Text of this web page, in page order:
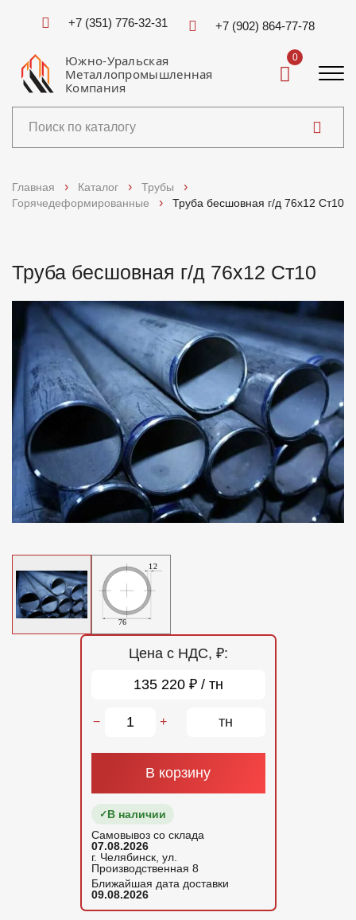
+7 (351) 776-32-31 +7 (902) 864-77-78
Южно-Уральская
Металлопромышленная
Компания
0
О компании
Отзывы
Контакты
Главная Каталог
Трубы
Горячедеформированные
Труба бесшовная г/д 76х12 Ст10
Труба бесшовная г/д 76х12 Ст10
Цена с НДС, ₽:
135 220 ₽ / тн
− + тн
В корзину
В наличии
Самовывоз со склада
07.08.2026
г. Челябинск, ул.
Производственная 8
Ближайшая дата доставки
09.08.2026